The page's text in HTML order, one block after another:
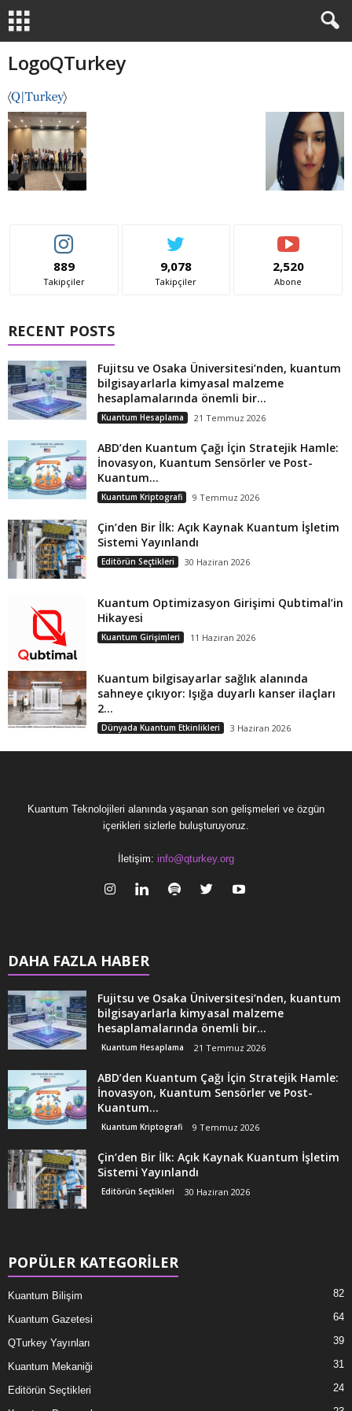
LogoQTurkey
889
Takipçiler
9,078
Takipçiler
2,520
Abone
RECENT POSTS
Fujitsu ve Osaka Üniversitesi’nden, kuantum
bilgisayarlarla kimyasal malzeme
hesaplamalarında önemli bir...
Kuantum Hesaplama 21 Temmuz 2026
ABD’den Kuantum Çağı İçin Stratejik Hamle:
İnovasyon, Kuantum Sensörler ve Post-
Kuantum...
Kuantum Kriptografi 9 Temmuz 2026
Çin’den Bir İlk: Açık Kaynak Kuantum İşletim
Sistemi Yayınlandı
Editörün Seçtikleri 30 Haziran 2026
Kuantum Optimizasyon Girişimi Qubtimal’in
Hikayesi
Kuantum Girişimleri 11 Haziran 2026
Kuantum bilgisayarlar sağlık alanında
sahneye çıkıyor: Işığa duyarlı kanser ilaçları
2...
Dünyada Kuantum Etkinlikleri 3 Haziran 2026
Kuantum Teknolojileri alanında yaşanan son gelişmeleri ve özgün
içerikleri sizlerle buluşturuyoruz.
İletişim: info@qturkey.org
DAHA FAZLA HABER
Fujitsu ve Osaka Üniversitesi’nden, kuantum
bilgisayarlarla kimyasal malzeme
hesaplamalarında önemli bir...
Kuantum Hesaplama 21 Temmuz 2026
ABD’den Kuantum Çağı İçin Stratejik Hamle:
İnovasyon, Kuantum Sensörler ve Post-
Kuantum...
Kuantum Kriptografi 9 Temmuz 2026
Çin’den Bir İlk: Açık Kaynak Kuantum İşletim
Sistemi Yayınlandı
Editörün Seçtikleri 30 Haziran 2026
POPÜLER KATEGORİLER
Kuantum Bilişim 82
Kuantum Gazetesi 64
QTurkey Yayınları 39
Kuantum Mekaniği 31
Editörün Seçtikleri 24